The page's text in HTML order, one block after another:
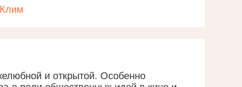
и открытой. Особенно